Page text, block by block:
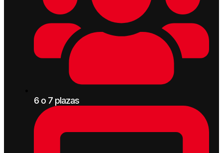
6 o 7 plazas